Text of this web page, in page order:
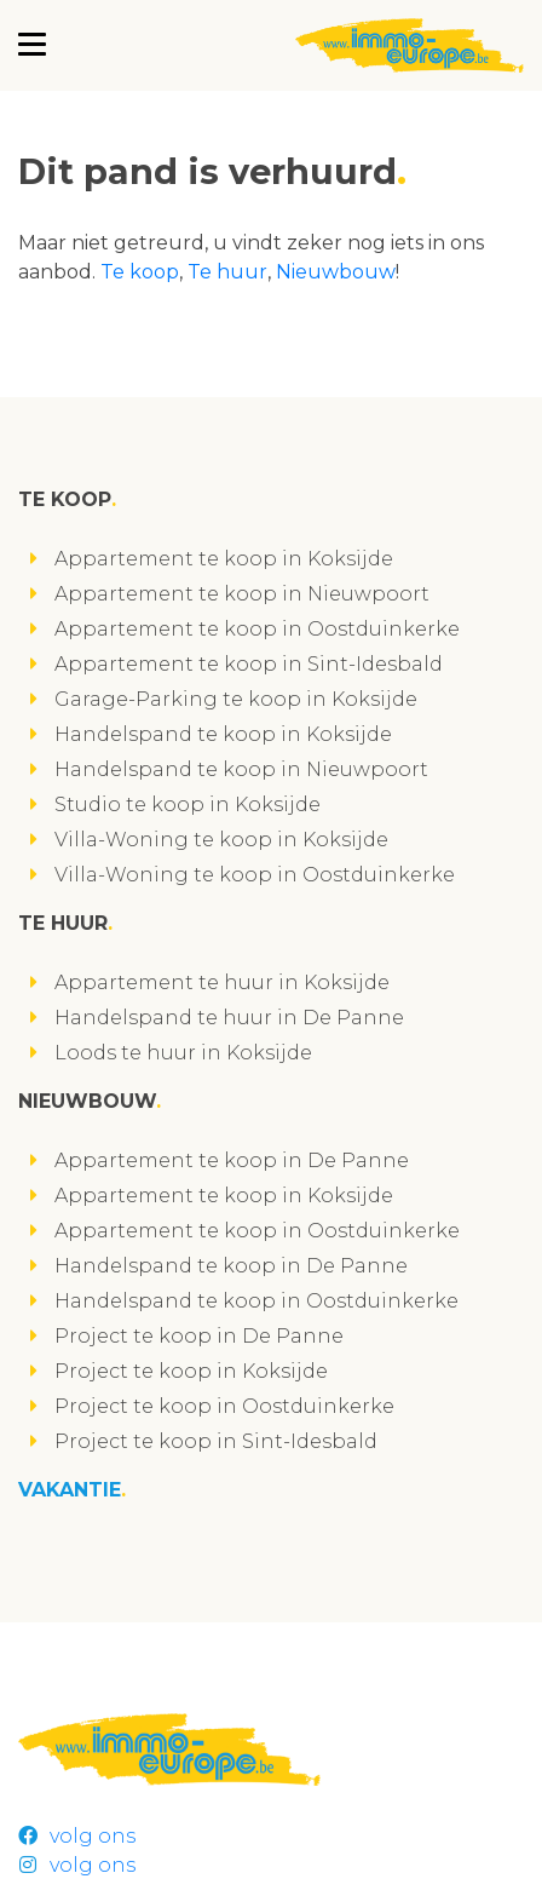
Dit pand is verhuurd
Maar niet getreurd, u vindt zeker nog iets in ons
aanbod. Te koop, Te huur, Nieuwbouw!
TE KOOP
Appartement te koop in Koksijde
Appartement te koop in Nieuwpoort
Appartement te koop in Oostduinkerke
Appartement te koop in Sint-Idesbald
Garage-Parking te koop in Koksijde
Handelspand te koop in Koksijde
Handelspand te koop in Nieuwpoort
Studio te koop in Koksijde
Villa-Woning te koop in Koksijde
Villa-Woning te koop in Oostduinkerke
TE HUUR
Appartement te huur in Koksijde
Handelspand te huur in De Panne
Loods te huur in Koksijde
NIEUWBOUW
Appartement te koop in De Panne
Appartement te koop in Koksijde
Appartement te koop in Oostduinkerke
Handelspand te koop in De Panne
Handelspand te koop in Oostduinkerke
Project te koop in De Panne
Project te koop in Koksijde
Project te koop in Oostduinkerke
Project te koop in Sint-Idesbald
VAKANTIE
volg ons
volg ons